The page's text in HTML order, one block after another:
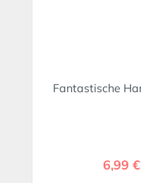
Fantastische
6,99